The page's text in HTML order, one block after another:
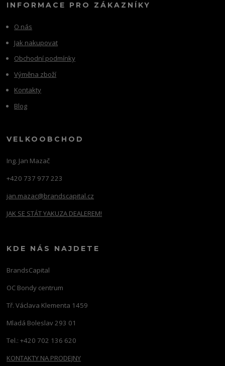
INFORMACE PRO ZÁKAZNÍKY
O nás
Jak nakupovat
Obchodní podmínky
Výměna zboží
Kontakty
Blog
VELKOOBCHOD
Ing. Jan Mazač
+420 737 977 223
jan.mazac@brandscapital.cz
JAK SE STÁT YAKUZA DEALEREM!
KDE NÁS NAJDETE
BrandsCapital
OC Bondy centrum
Tř. Václava Klementa 1459
Mladá Boleslav 293 01
Tel.: +420 702 136 620
KONTAKTY NA PRODEJNY